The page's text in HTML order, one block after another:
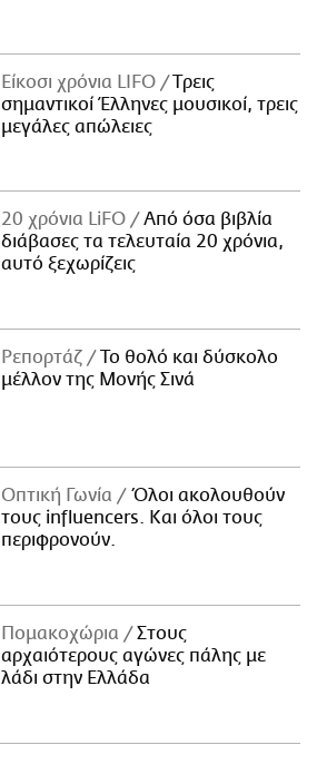
Είκοσι χρόνια LIFO
Tρεις
σημαντικοί Έλληνες μουσικοί, τρεις
μεγάλες απώλειες
20 χρόνια LiFO
Από όσα βιβλία
διάβασες τα τελευταία 20 χρόνια,
αυτό ξεχωρίζεις
Ρεπορτάζ
Το θολό και δύσκολο
μέλλον της Μονής Σινά
Οπτική Γωνία
Όλοι ακολουθούν
τους influencers. Και όλοι τους
περιφρονούν.
Πομακοχώρια
Στους
αρχαιότερους αγώνες πάλης με
λάδι στην Ελλάδα